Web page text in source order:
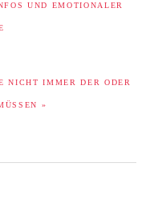
UND EMOTIONALER
NICHT IMMER DER ODER
»